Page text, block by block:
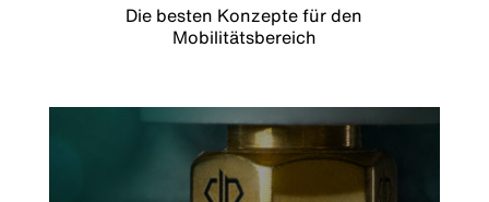
Die besten Konzepte für den
Mobilitätsbereich